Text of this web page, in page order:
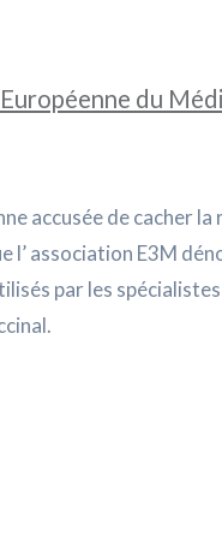
du
accusée de cacher
association E3M
par les